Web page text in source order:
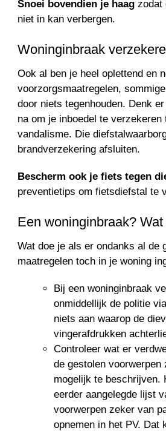
Snoei bovendien je haag zodat
niet in kan verbergen.
Woninginbraak
Ook al ben je heel oplettend en
voorzorgsmaatregelen,
door niets tegenhouden. Denk
na om je inboedel te verzekeren
vandalisme. Die
brandverzekering afsluiten.
Bescherm ook je fiets tegen
preventietips om fietsdiefstal te
Een woninginbraak?
Wat doe je als er ondanks al de
maatregelen toch in je woning
Bij een woninginbraak
onmiddellijk de politie
niets aan waarop de
vingerafdrukken
Controleer wat er
de gestolen voorwerpen
mogelijk te beschrijven.
eerder aangelegde lijst
voorwerpen zeker van
opnemen in het PV. Dat